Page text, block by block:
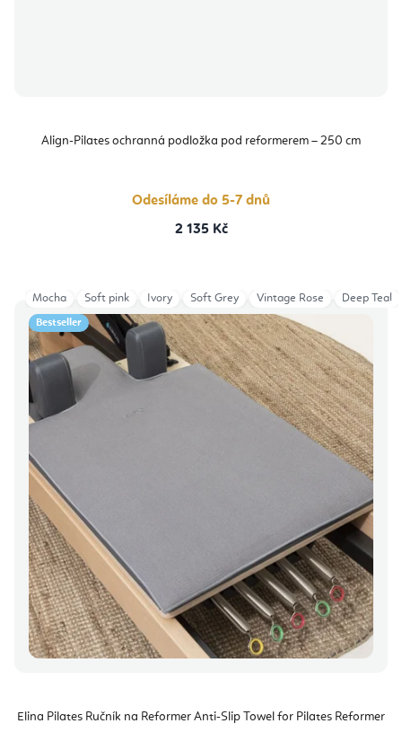
Align-Pilates ochranná podložka pod reformerem – 250 cm
Odesíláme do 5-7 dnů
2 135 Kč
Bestseller
Elina Pilates Ručník na Reformer Anti-Slip Towel for Pilates Reformer
Mocha Soft pink Ivory Soft Grey Vintage Rose Deep Teal